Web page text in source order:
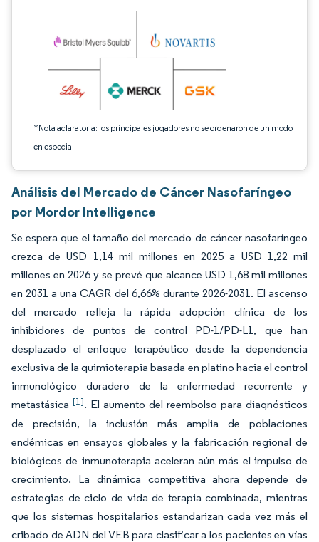
*Nota aclaratoria: los principales jugadores no se ordenaron de un modo
en especial
Análisis del Mercado de Cáncer Nasofaríngeo
por Mordor Intelligence
Se espera que el tamaño del mercado de cáncer nasofaríngeo
crezca de USD 1,14 mil millones en 2025 a USD 1,22 mil
millones en 2026 y se prevé que alcance USD 1,68 mil millones
en 2031 a una CAGR del 6,66% durante 2026-2031. El ascenso
del mercado refleja la rápida adopción clínica de los
inhibidores de puntos de control PD-1/PD-L1, que han
desplazado el enfoque terapéutico desde la dependencia
exclusiva de la quimioterapia basada en platino hacia el control
inmunológico duradero de la enfermedad recurrente y
metastásica [1]. El aumento del reembolso para diagnósticos
de precisión, la inclusión más amplia de poblaciones
endémicas en ensayos globales y la fabricación regional de
biológicos de inmunoterapia aceleran aún más el impulso de
crecimiento. La dinámica competitiva ahora depende de
estrategias de ciclo de vida de terapia combinada, mientras
que los sistemas hospitalarios estandarizan cada vez más el
cribado de ADN del VEB para clasificar a los pacientes en vías